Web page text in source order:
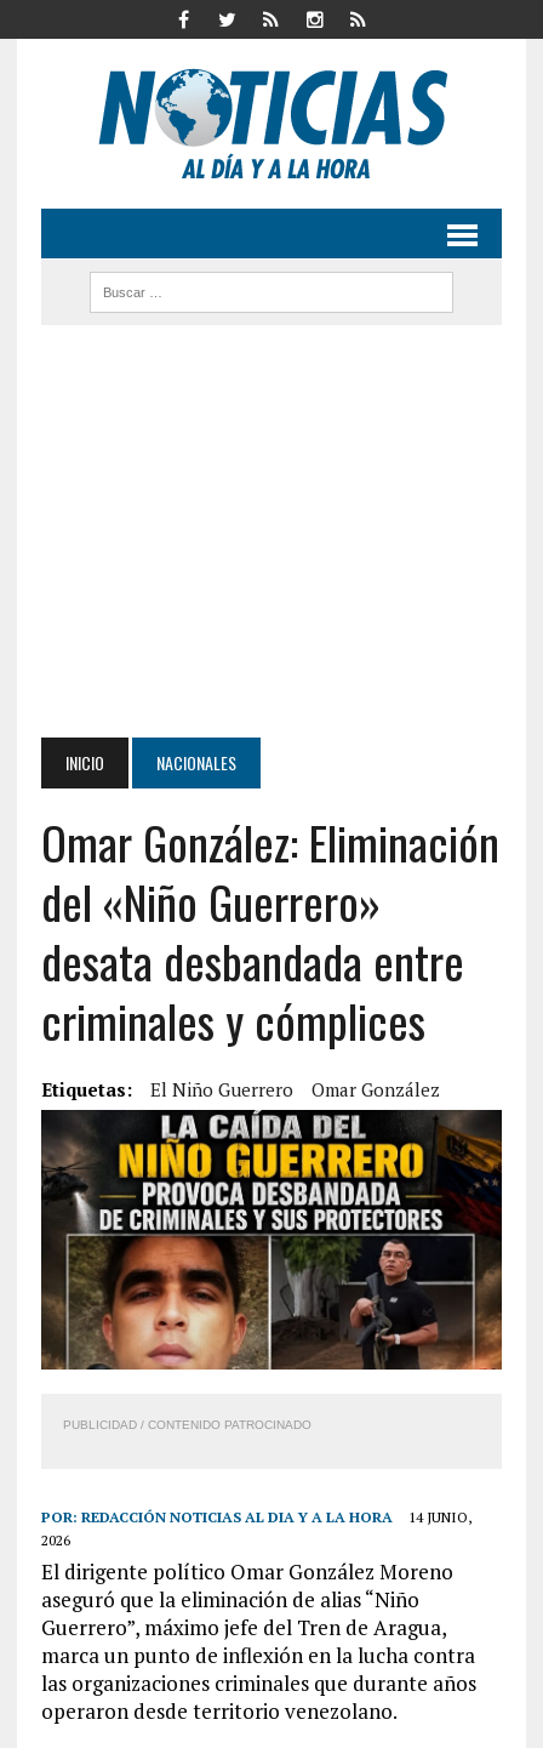
INICIO NACIONALES
Omar González: Eliminación
del «Niño Guerrero»
desata desbandada entre
criminales y cómplices
Etiquetas: El Niño Guerrero Omar González
PUBLICIDAD / CONTENIDO PATROCINADO
POR: REDACCIÓN NOTICIAS AL DIA Y A LA HORA
14 JUNIO,
2026
El dirigente político Omar González Moreno
aseguró que la eliminación de alias “Niño
Guerrero”, máximo jefe del Tren de Aragua,
marca un punto de inflexión en la lucha contra
las organizaciones criminales que durante años
operaron desde territorio venezolano.